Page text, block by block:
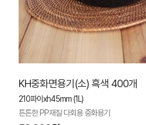
KH중화면용기(소) 흑색 400개
210파이xh45mm (1L)
튼튼한 PP재질 다회용 중화용기